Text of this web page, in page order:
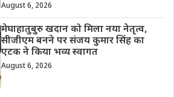
August 6, 2026
मेघाहातुबुरु खदान को मिला नया नेतृत्व,
सीजीएम बनने पर संजय कुमार सिंह का
एटक ने किया भव्य स्वागत
August 6, 2026